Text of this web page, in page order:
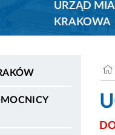
URZĄD
KRAKOWA